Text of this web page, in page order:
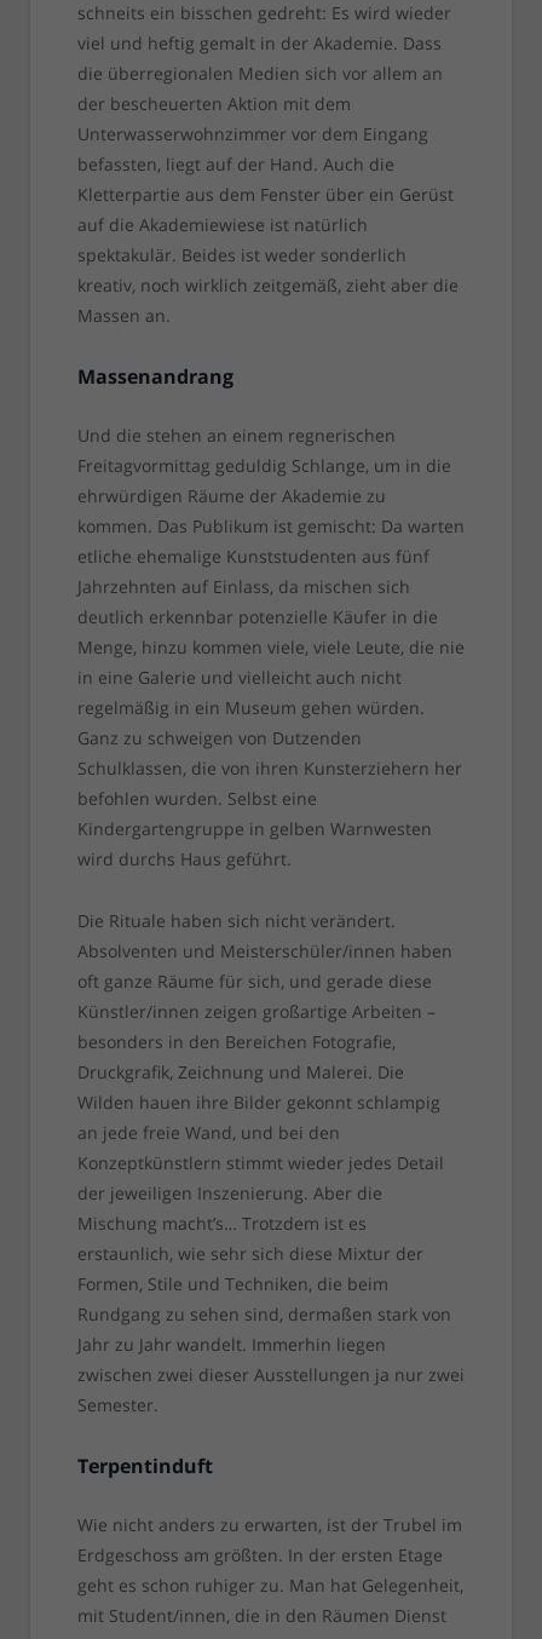
schneits ein bisschen gedreht: Es wird wieder
viel und heftig gemalt in der Akademie. Dass
die überregionalen Medien sich vor allem an
der bescheuerten Aktion mit dem
Unterwasserwohnzimmer vor dem Eingang
befassten, liegt auf der Hand. Auch die
Kletterpartie aus dem Fenster über ein Gerüst
auf die Akademiewiese ist natürlich
spektakulär. Beides ist weder sonderlich
kreativ, noch wirklich zeitgemäß, zieht aber die
Massen an.
Massenandrang
Und die stehen an einem regnerischen
Freitagvormittag geduldig Schlange, um in die
ehrwürdigen Räume der Akademie zu
kommen. Das Publikum ist gemischt: Da warten
etliche ehemalige Kunststudenten aus fünf
Jahrzehnten auf Einlass, da mischen sich
deutlich erkennbar potenzielle Käufer in die
Menge, hinzu kommen viele, viele Leute, die nie
in eine Galerie und vielleicht auch nicht
regelmäßig in ein Museum gehen würden.
Ganz zu schweigen von Dutzenden
Schulklassen, die von ihren Kunsterziehern her
befohlen wurden. Selbst eine
Kindergartengruppe in gelben Warnwesten
wird durchs Haus geführt.
Die Rituale haben sich nicht verändert.
Absolventen und Meisterschüler/innen haben
oft ganze Räume für sich, und gerade diese
Künstler/innen zeigen großartige Arbeiten –
besonders in den Bereichen Fotografie,
Druckgrafik, Zeichnung und Malerei. Die
Wilden hauen ihre Bilder gekonnt schlampig
an jede freie Wand, und bei den
Konzeptkünstlern stimmt wieder jedes Detail
der jeweiligen Inszenierung. Aber die
Mischung macht’s… Trotzdem ist es
erstaunlich, wie sehr sich diese Mixtur der
Formen, Stile und Techniken, die beim
Rundgang zu sehen sind, dermaßen stark von
Jahr zu Jahr wandelt. Immerhin liegen
zwischen zwei dieser Ausstellungen ja nur zwei
Semester.
Terpentinduft
Wie nicht anders zu erwarten, ist der Trubel im
Erdgeschoss am größten. In der ersten Etage
geht es schon ruhiger zu. Man hat Gelegenheit,
mit Student/innen, die in den Räumen Dienst